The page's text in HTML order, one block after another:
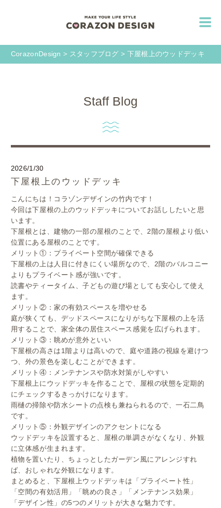
CorazonDesign > スタッフブログ > 下屋根上のウッドデッキ
Staff Blog
2026/1/30
下屋根上のウッドデッキ
こんにちは！コラゾンデザインの竹内です！
今回は下屋根の上のウッドデッキについてお話ししたいと思
います。
下屋根とは、建物の一部の屋根のことで、2階の屋根より低い
位置にある屋根のことです。
メリット①：プライベート空間が確保できる
下屋根の上は人目に付きにくい場所なので、2階のバルコニー
よりもプライベート感が強いです。
読書やティータイム、子どもの遊び場としても安心して使え
ます。
メリット②：家の有効スペースを増やせる
庭が狭くても、デッドスペースになりがちな下屋根の上を活
用することで、家全体の居住スペース感覚を広げられます。
メリット③：眺めが意外といい
下屋根の高さは1階よりは高いので、庭や道路の視線を避けつ
つ、外の景色を楽しむことができます。
メリット④：メンテナンスや防水対策がしやすい
下屋根上にウッドデッキを作ることで、屋根の状態を定期的
にチェックするきっかけになります。
雨樋の掃除や防水シートの点検も兼ねられるので、一石二鳥
です。
メリット⑤：外観デザインのアクセントになる
ウッドデッキを設置すると、屋根の単調さがなくなり、外観
に立体感が生まれます。
植物を置いたり、ちょっとしたガーデン風にアレンジすれ
ば、おしゃれな外観になります。
まとめると、下屋根上ウッドデッキは「プライベート性」
「空間の有効活用」「眺めの良さ」「メンテナンス効果」
「デザイン性」の5つのメリットが大きな魅力です。